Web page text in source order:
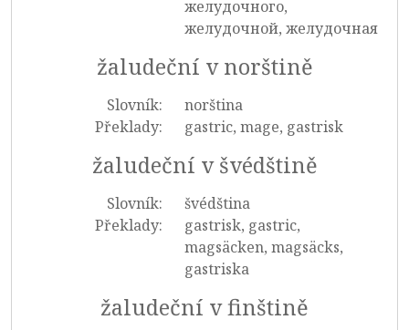
желудочного,
желудочной, желудочная
žaludeční v norštině
Slovník:
norština
Překlady:
gastric, mage, gastrisk
žaludeční v švédštině
Slovník:
švédština
Překlady:
gastrisk, gastric,
magsäcken, magsäcks,
gastriska
žaludeční v finštině